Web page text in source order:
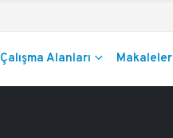
Çalışma Alanları Makaleler